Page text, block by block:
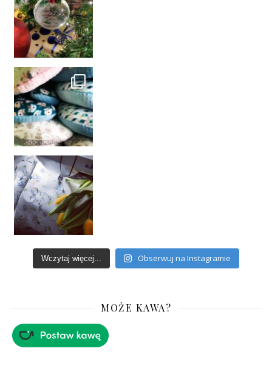
Wczytaj więcej... Obserwuj na Instagramie
MOŻE KAWA?